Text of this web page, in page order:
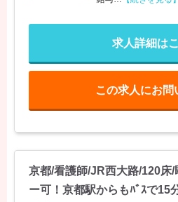
求人詳細は
この求人にお問
京都/看護師/JR西大路/120床/
ー可！京都駅からもﾊﾞｽで15